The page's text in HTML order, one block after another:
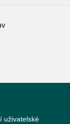
uživatelské